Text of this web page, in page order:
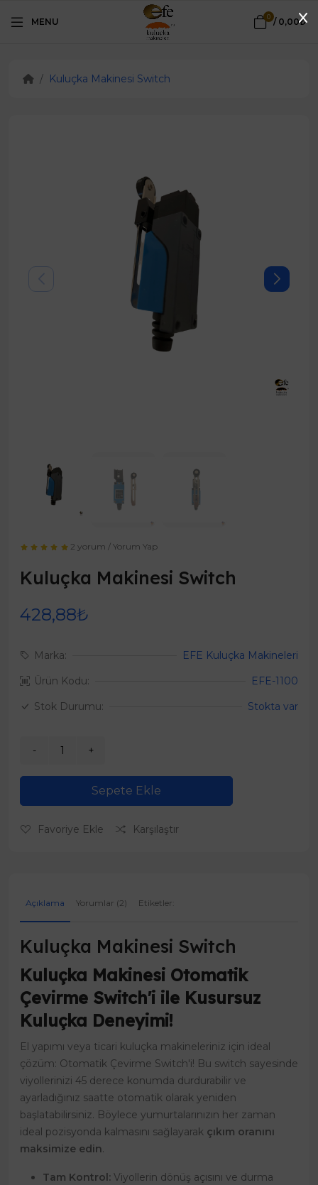
MENU 0 / 0,00₺
Kuluçka Makinesi Switch
2 yorum /Yorum Yap
Kuluçka Makinesi Switch
428,88₺
Marka:
EFE Kuluçka Makineleri
Ürün Kodu:
EFE-1100
Stok Durumu:
Stokta var
Sepete Ekle
Favoriye Ekle Karşılaştır
Açıklama Yorumlar (2) Etiketler:
Kuluçka Makinesi Switch
Kuluçka Makinesi Otomatik
Çevirme Switch'i ile Kusursuz
Kuluçka Deneyimi!
El yapımı veya ticari kuluçka makineleriniz için ideal
çözüm: Otomatik Çevirme Switch'i! Bu switch sayesinde
viyollerinizi 45 derece konumda durdurabilir ve
ayarladığınız saatte otomatik olarak yeniden
başlatabilirsiniz. Böylece yumurtalarınızın her zaman
ideal pozisyonda kalmasını sağlayarak çıkım oranını
maksimize edin.
Tam Kontrol: Viyollerin dönüş açısını ve durma